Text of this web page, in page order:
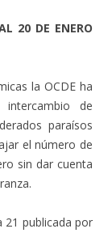
20 DE ENERO
la OCDE ha
de
paraísos
el número de
sin dar cuenta
21 publicada por